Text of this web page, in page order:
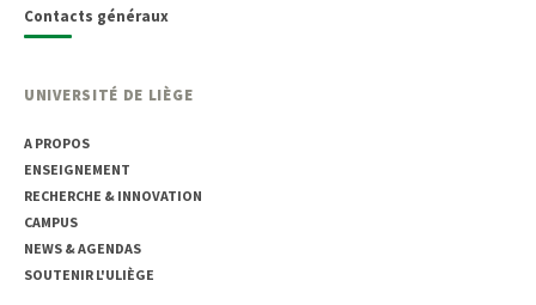
Contacts généraux
UNIVERSITÉ DE LIÈGE
A PROPOS
ENSEIGNEMENT
RECHERCHE & INNOVATION
CAMPUS
NEWS & AGENDAS
SOUTENIR L'ULIÈGE